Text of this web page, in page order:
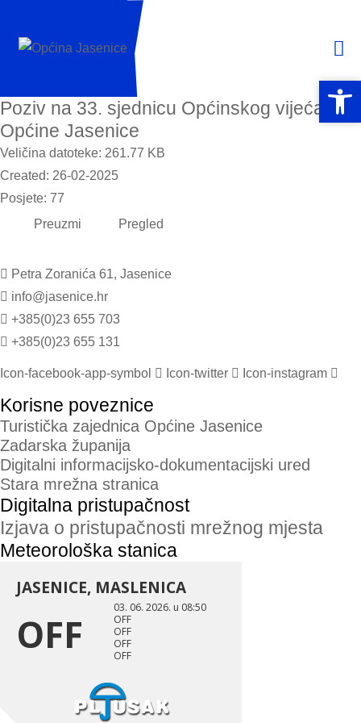
Poziv na 33. sjednicu Općinskog vijeća
Općine Jasenice
Veličina datoteke: 261.77 KB
Created: 26-02-2025
Posjete: 77
Preuzmi
Pregled
Petra Zoranića 61, Jasenice
info@jasenice.hr
+385(0)23 655 703
+385(0)23 655 131
Icon-facebook-app-symbol Icon-twitter Icon-instagram
Korisne poveznice
Turistička zajednica Općine Jasenice
Zadarska županija
Digitalni informacijsko-dokumentacijski ured
Stara mrežna stranica
Digitalna pristupačnost
Izjava o pristupačnosti mrežnog mjesta
Meteorološka stanica